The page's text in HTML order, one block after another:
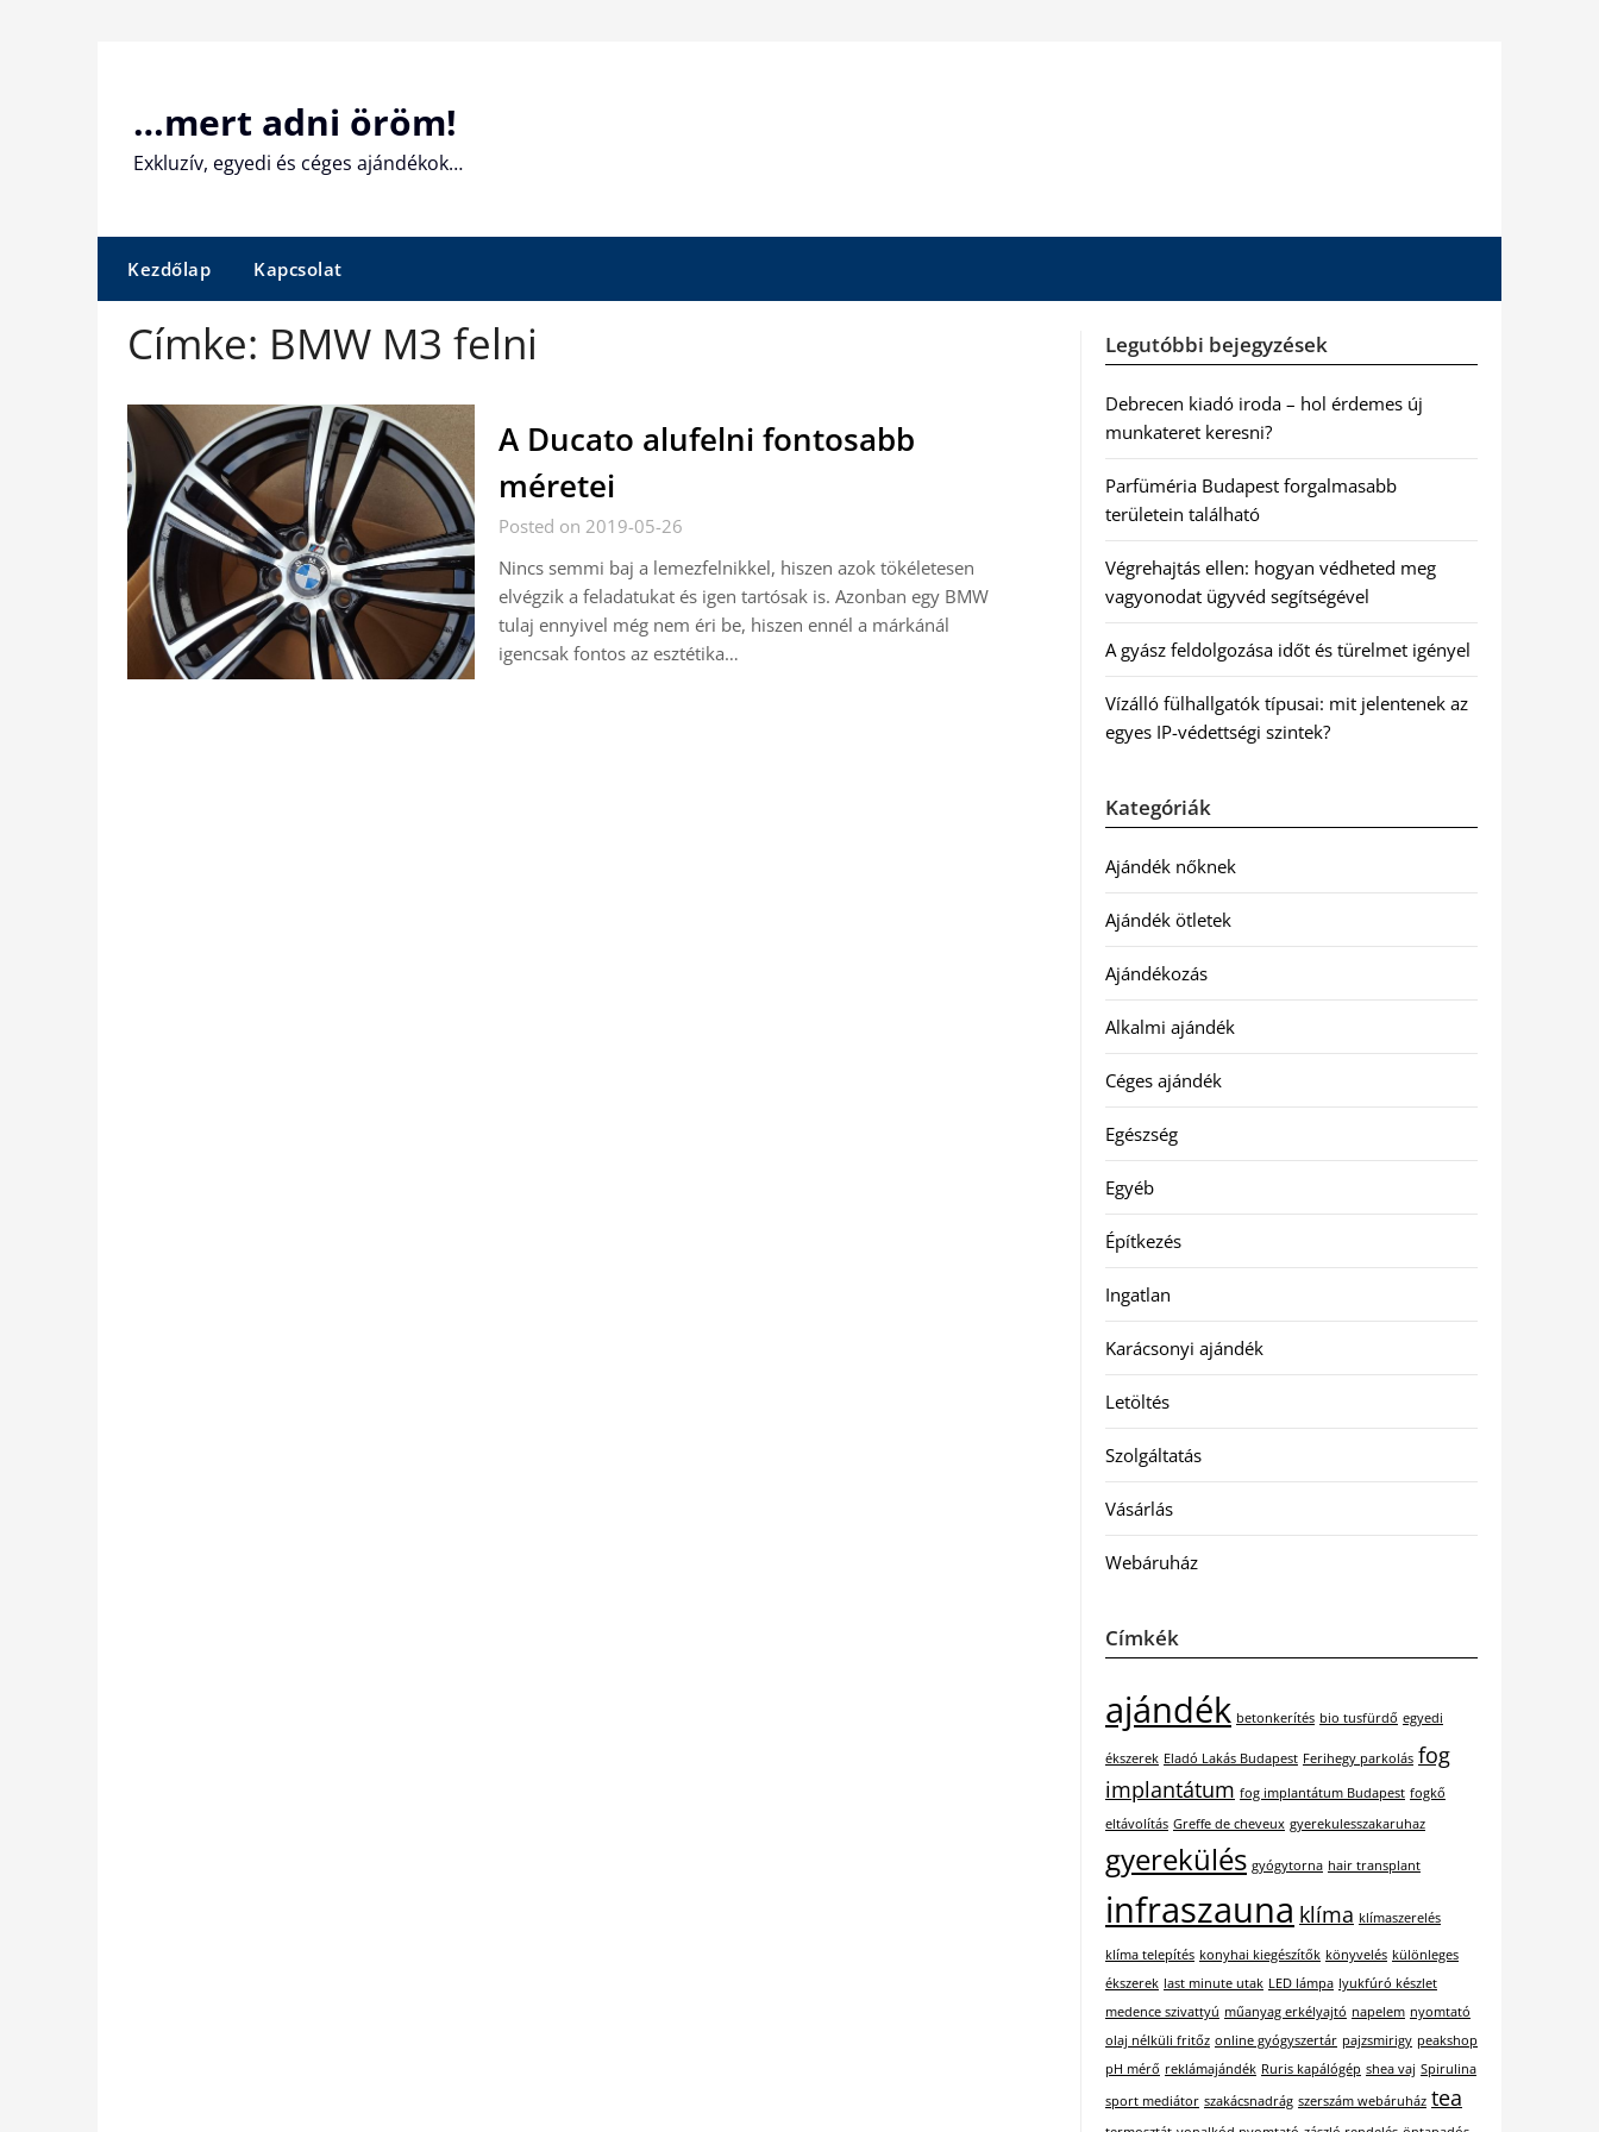
…mert adni öröm!
Exkluzív, egyedi és céges ajándékok…
Kezdőlap Kapcsolat
Címke: BMW M3 felni
A Ducato alufelni fontosabb
méretei
Posted on 2019-05-26
Nincs semmi baj a lemezfelnikkel, hiszen azok tökéletesen
elvégzik a feladatukat és igen tartósak is. Azonban egy BMW
tulaj ennyivel még nem éri be, hiszen ennél a márkánál
igencsak fontos az esztétika…
Legutóbbi bejegyzések
Debrecen kiadó iroda – hol érdemes új
munkateret keresni?
Parfüméria Budapest forgalmasabb
területein található
Végrehajtás ellen: hogyan védheted meg
vagyonodat ügyvéd segítségével
A gyász feldolgozása időt és türelmet igényel
Vízálló fülhallgatók típusai: mit jelentenek az
egyes IP-védettségi szintek?
Kategóriák
Ajándék nőknek
Ajándék ötletek
Ajándékozás
Alkalmi ajándék
Céges ajándék
Egészség
Egyéb
Építkezés
Ingatlan
Karácsonyi ajándék
Letöltés
Szolgáltatás
Vásárlás
Webáruház
Címkék
ajándék betonkerítés bio tusfürdő egyedi
ékszerek Eladó Lakás Budapest Ferihegy parkolás fog
implantátum fog implantátum Budapest fogkő
eltávolítás Greffe de cheveux gyerekulesszakaruhaz
gyerekülés gyógytorna hair transplant
infraszauna klíma klímaszerelés
klíma telepítés konyhai kiegészítők könyvelés különleges
ékszerek last minute utak LED lámpa lyukfúró készlet
medence szivattyú műanyag erkélyajtó napelem nyomtató
olaj nélküli fritőz online gyógyszertár pajzsmirigy peakshop
pH mérő reklámajándék Ruris kapálógép shea vaj Spirulina
sport mediátor szakácsnadrág szerszám webáruház tea